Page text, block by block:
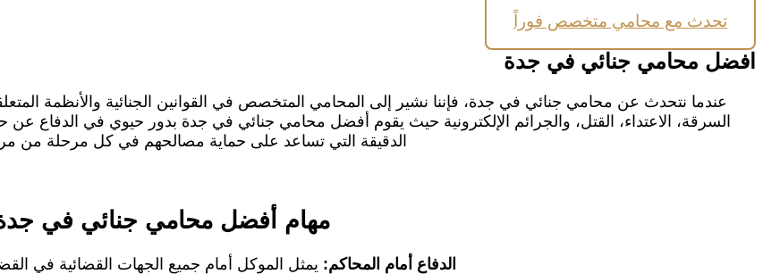
تحدث مع محامي متخصص فوراً
افضل محامي جنائي في جدة
عندما نتحدث عن محامي جنائي في جدة، فإننا نشير إلى المحامي المتخصص في القوانين الجنائية والأنظمة
السرقة، الاعتداء، القتل، والجرائم الإلكترونية حيث يقوم أفضل محامي جنائي في جدة بدور حيوي في الدفاع عن
الدقيقة التي تساعد على حماية مصالحهم في كل مرحلة من
مهام أفضل محامي جنائي في
الدفاع أمام المحاكم: يمثل الموكل أمام جميع الجهات القضائية في